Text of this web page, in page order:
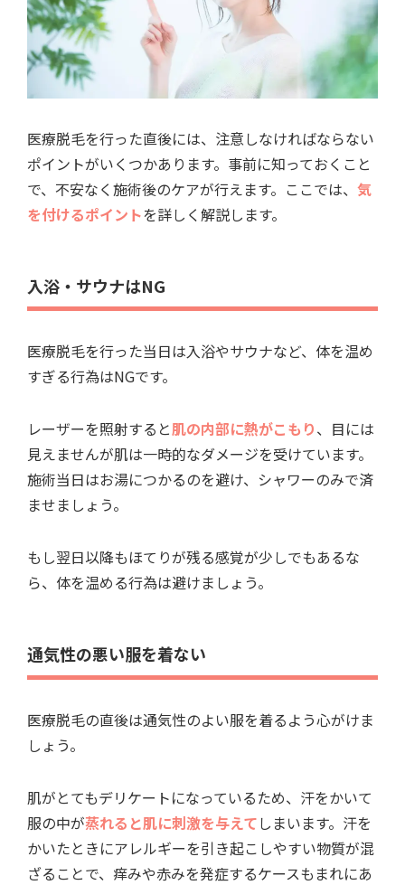
医療脱毛を行った直後には、注意しなければならない
ポイントがいくつかあります。事前に知っておくこと
で、不安なく施術後のケアが行えます。ここでは、 気
を付けるポイントを詳しく解説します。
入浴・サウナはNG
医療脱毛を行った当日は入浴やサウナなど、体を温め
すぎる行為はNGです。
レーザーを照射すると肌の内部に熱がこもり、目には
見えませんが肌は一時的なダメージを受けています。
施術当日はお湯につかるのを避け、シャワーのみで済
ませましょう。
もし翌日以降もほてりが残る感覚が少しでもあるな
ら、体を温める行為は避けましょう。
通気性の悪い服を着ない
医療脱毛の直後は通気性のよい服を着るよう心がけま
しょう。
肌がとてもデリケートになっているため、汗をかいて
服の中が蒸れると肌に刺激を与えてしまいます。汗を
かいたときにアレルギーを引き起こしやすい物質が混
ざることで、痒みや赤みを発症するケースもまれにあ